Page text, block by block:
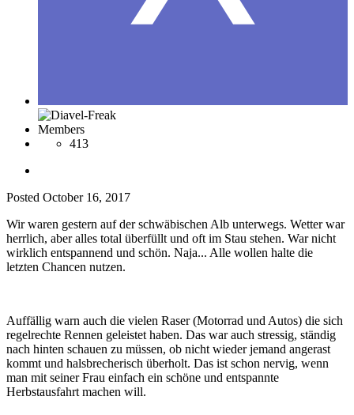
Members
413
Posted October 16, 2017
Wir waren gestern auf der schwäbischen Alb unterwegs. Wetter war
herrlich, aber alles total überfüllt und oft im Stau stehen. War nicht
wirklich entspannend und schön. Naja... Alle wollen halte die
letzten Chancen nutzen.
Auffällig warn auch die vielen Raser (Motorrad und Autos) die sich
regelrechte Rennen geleistet haben. Das war auch stressig, ständig
nach hinten schauen zu müssen, ob nicht wieder jemand angerast
kommt und halsbrecherisch überholt. Das ist schon nervig, wenn
man mit seiner Frau einfach ein schöne und entspannte
Herbstausfahrt machen will.